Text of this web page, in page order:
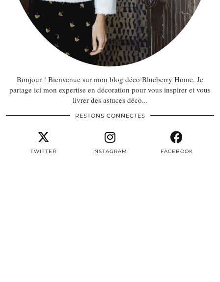
Bonjour ! Bienvenue sur mon blog déco Blueberry Home. Je
partage ici mon expertise en décoration pour vous inspirer et vous
livrer des astuces déco...
RESTONS CONNECTÉS
TWITTER INSTAGRAM FACEBOOK